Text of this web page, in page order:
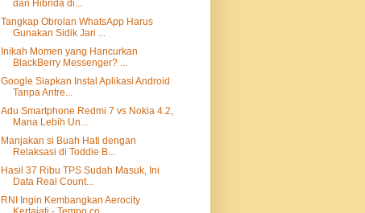
dan Hibrida di...
Tangkap Obrolan WhatsApp Harus
Gunakan Sidik Jari ...
Inikah Momen yang Hancurkan
BlackBerry Messenger? ...
Google Siapkan Instal Aplikasi Android
Tanpa Antre...
Adu Smartphone Redmi 7 vs Nokia 4.2,
Mana Lebih Un...
Manjakan si Buah Hati dengan
Relaksasi di Toddie B...
Hasil 37 Ribu TPS Sudah Masuk, Ini
Data Real Count...
RNI Ingin Kembangkan Aerocity